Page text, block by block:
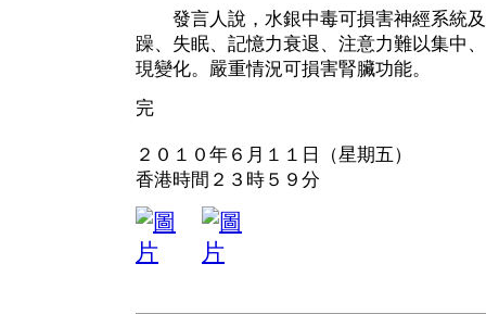
發言人說，水銀中毒可損害神經系統及
躁、失眠、記憶力衰退、注意力難以集中
現變化。嚴重情況可損害腎臟功能。
完
２０１０年６月１１日（星期五）
香港時間２３時５９分